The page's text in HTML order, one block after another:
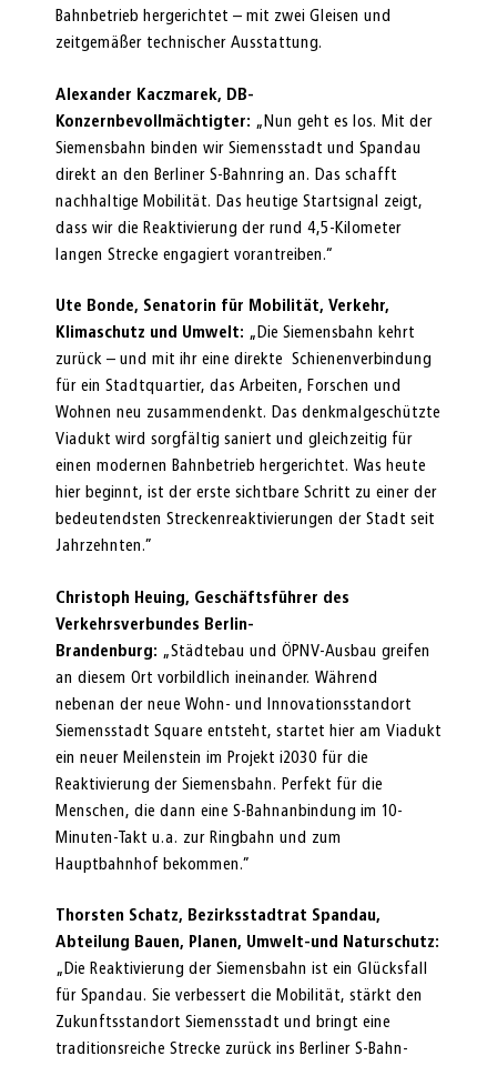
Bahnbetrieb hergerichtet – mit zwei Gleisen und
zeitgemäßer technischer Ausstattung.
Alexander Kaczmarek, DB-
Konzernbevollmächtigter: „Nun geht es los. Mit der
Siemensbahn binden wir Siemensstadt und Spandau
direkt an den Berliner S-Bahnring an. Das schafft
nachhaltige Mobilität. Das heutige Startsignal zeigt,
dass wir die Reaktivierung der rund 4,5-Kilometer
langen Strecke engagiert vorantreiben.“
Ute Bonde, Senatorin für Mobilität, Verkehr,
Klimaschutz und Umwelt: „Die Siemensbahn kehrt
zurück – und mit ihr eine direkte Schienenverbindung
für ein Stadtquartier, das Arbeiten, Forschen und
Wohnen neu zusammendenkt. Das denkmalgeschützte
Viadukt wird sorgfältig saniert und gleichzeitig für
einen modernen Bahnbetrieb hergerichtet. Was heute
hier beginnt, ist der erste sichtbare Schritt zu einer der
bedeutendsten Streckenreaktivierungen der Stadt seit
Jahrzehnten.”
Christoph Heuing, Geschäftsführer des
Verkehrsverbundes Berlin-
Brandenburg: „Städtebau und ÖPNV-Ausbau greifen
an diesem Ort vorbildlich ineinander. Während
nebenan der neue Wohn- und Innovationsstandort
Siemensstadt Square entsteht, startet hier am Viadukt
ein neuer Meilenstein im Projekt i2030 für die
Reaktivierung der Siemensbahn. Perfekt für die
Menschen, die dann eine S-Bahnanbindung im 10-
Minuten-Takt u.a. zur Ringbahn und zum
Hauptbahnhof bekommen.”
Thorsten Schatz, Bezirksstadtrat Spandau,
Abteilung Bauen, Planen, Umwelt-und
Naturschutz:
„Die Reaktivierung der Siemensbahn ist ein Glücksfall
für Spandau. Sie verbessert die Mobilität, stärkt den
Zukunftsstandort Siemensstadt und bringt eine
traditionsreiche Strecke zurück ins Berliner S-Bahn-